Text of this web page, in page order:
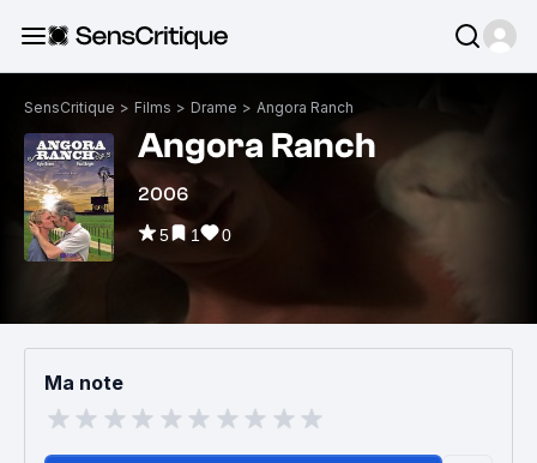
SensCritique > Films > Drame > Angora Ranch
Angora Ranch
2006
5 1 0
Ma note